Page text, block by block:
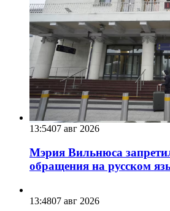
13:5407 авг 2026
Мэрия Вильнюса
обращения на русском
13:4807 авг 2026